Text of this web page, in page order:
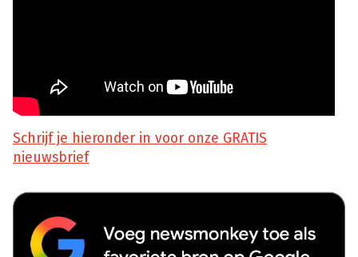
Schrijf je hieronder in voor onze GRATIS
nieuwsbrief